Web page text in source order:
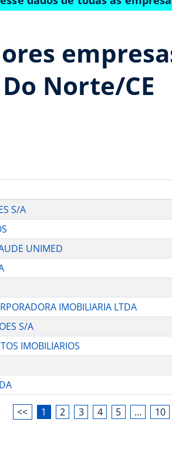
Norte/CE
S/A
UNIMED
IMOBILIARIA LTDA
S/A
IMOBILIARIOS
<< 1 2 3 4 5 … 10